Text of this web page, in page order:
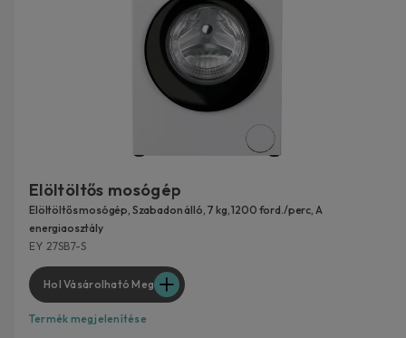
Elöltöltős mosógép
Elöltöltős mosógép, Szabadon álló, 7 kg, 1200 ford./perc, A
energiaosztály
EY 27SB7-S
Hol Vásárolható Meg
Termék megjelenítése